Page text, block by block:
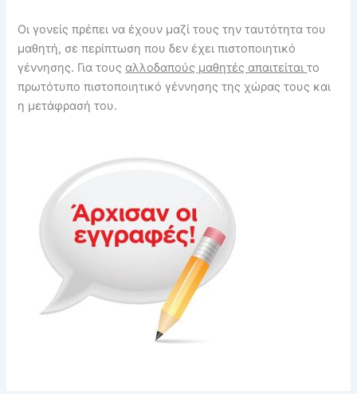
Οι γονείς πρέπει να έχουν μαζί τους την ταυτότητα του
μαθητή, σε περίπτωση που δεν έχει πιστοποιητικό
γέννησης. Για τουςαλλοδαπούς μαθητές απαιτείταιτο
πρωτότυπο πιστοποιητικό γέννησης της χώρας τους και
η μετάφρασή του.